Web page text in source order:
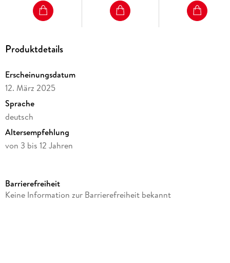
Produktdetails
Erscheinungsdatum
12. März 2025
Sprache
deutsch
Altersempfehlung
von 3 bis 12 Jahren
Verlag/Hersteller
Barrierefreiheit
Keine Information zur Barrierefreiheit bekannt